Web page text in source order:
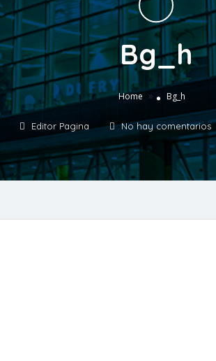
Bg_h
Home » Bg_h
Editor Pagina No hay comentarios